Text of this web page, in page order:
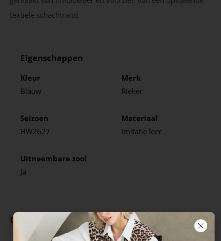
textiele schachtrand.
Eigenschappen
Kleur
Blauw
Merk
Rieker
Seizoen
HW2627
Materiaal
Imitatie leer
Uitneembare zool
Ja
Deze producten ga je leuk vinden